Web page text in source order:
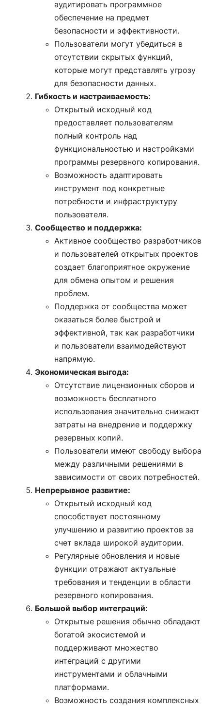
аудитировать программное
обеспечение на предмет
безопасности и эффективности.
Пользователи могут убедиться в
отсутствии скрытых функций,
которые могут представлять угрозу
для безопасности данных.
Гибкость и настраиваемость:
Открытый исходный код
предоставляет пользователям
полный контроль над
функциональностью и настройками
программы резервного копирования.
Возможность адаптировать
инструмент под конкретные
потребности и инфраструктуру
пользователя.
Сообщество и поддержка:
Активное сообщество разработчиков
и пользователей открытых проектов
создает благоприятное окружение
для обмена опытом и решения
проблем.
Поддержка от сообщества может
оказаться более быстрой и
эффективной, так как разработчики
и пользователи взаимодействуют
напрямую.
Экономическая выгода:
Отсутствие лицензионных сборов и
возможность бесплатного
использования значительно снижают
затраты на внедрение и поддержку
резервных копий.
Пользователи имеют свободу выбора
между различными решениями в
зависимости от своих потребностей.
Непрерывное развитие:
Открытый исходный код
способствует постоянному
улучшению и развитию проектов за
счет вклада широкой аудитории.
Регулярные обновления и новые
функции отражают актуальные
требования и тенденции в области
резервного копирования.
Большой выбор интеграций:
Открытые решения обычно обладают
богатой экосистемой и
поддерживают множество
интеграций с другими
инструментами и облачными
платформами.
Возможность создания комплексных